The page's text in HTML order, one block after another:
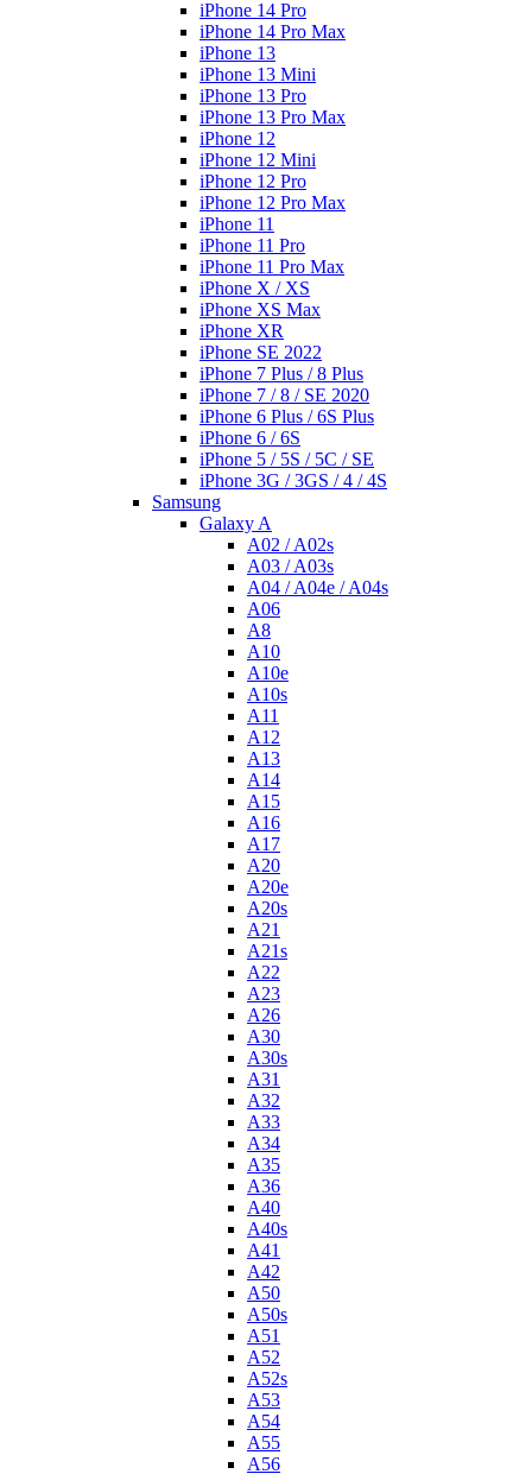
iPhone 14 Pro
iPhone 14 Pro Max
iPhone 13
iPhone 13 Mini
iPhone 13 Pro
iPhone 13 Pro Max
iPhone 12
iPhone 12 Mini
iPhone 12 Pro
iPhone 12 Pro Max
iPhone 11
iPhone 11 Pro
iPhone 11 Pro Max
iPhone X / XS
iPhone XS Max
iPhone XR
iPhone SE 2022
iPhone 7 Plus / 8 Plus
iPhone 7 / 8 / SE 2020
iPhone 6 Plus / 6S Plus
iPhone 6 / 6S
iPhone 5 / 5S / 5C / SE
iPhone 3G / 3GS / 4 / 4S
Samsung
Galaxy A
A02 / A02s
A03 / A03s
A04 / A04e / A04s
A06
A8
A10
A10e
A10s
A11
A12
A13
A14
A15
A16
A17
A20
A20e
A20s
A21
A21s
A22
A23
A26
A30
A30s
A31
A32
A33
A34
A35
A36
A40
A40s
A41
A42
A50
A50s
A51
A52
A52s
A53
A54
A55
A56